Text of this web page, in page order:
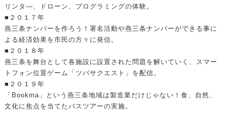
リンタ―、ドローン、プログラミングの体験。
■２０１７年
燕三条ナンバーを作ろう！署名活動や燕三条ナンバーができる事に
よる経済効果を市民の方々に発信。
■２０１８年
燕三条を舞台として各施設に設置された問題を解いていく、スマー
トフォン位置ゲーム「ツバサクエスト」を配信。
■２０１９年
「Bookma」という燕三条地域は製造業だけじゃない！食、自然、
文化に焦点を当てたバスツアーの実施。